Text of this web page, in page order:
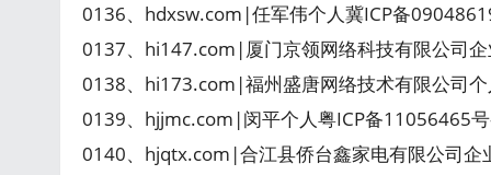
0136、hdxsw.com|任军伟个人冀ICP备
0137、hi147.com|厦门京领网络科技有限公司
0138、hi173.com|福州盛唐网络技术有限公司
0139、hjjmc.com|闵平个人粤ICP备11056465
0140、hjqtx.com|合江县侨台鑫家电有限公司企